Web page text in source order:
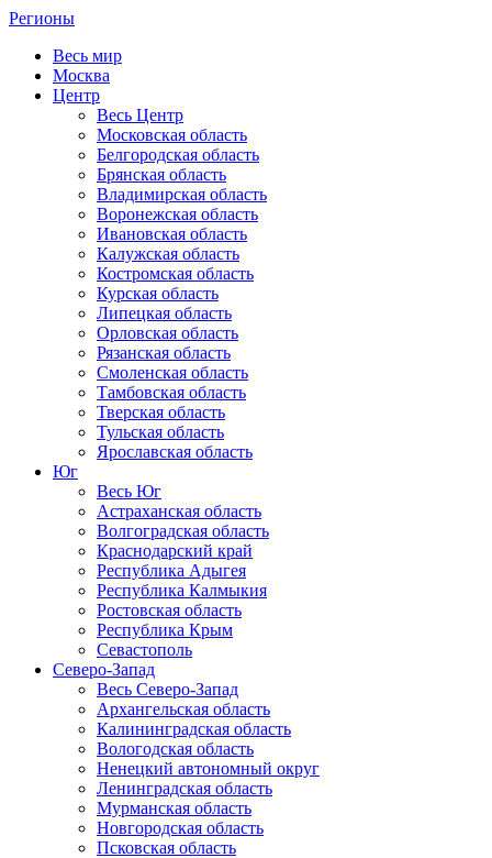
Регионы
Весь мир
Москва
Центр
Весь Центр
Московская область
Белгородская область
Брянская область
Владимирская область
Воронежская область
Ивановская область
Калужская область
Костромская область
Курская область
Липецкая область
Орловская область
Рязанская область
Смоленская область
Тамбовская область
Тверская область
Тульская область
Ярославская область
Юг
Весь Юг
Астраханская область
Волгоградская область
Краснодарский край
Республика Адыгея
Республика Калмыкия
Ростовская область
Республика Крым
Севастополь
Северо-Запад
Весь Северо-Запад
Архангельская область
Калининградская область
Вологодская область
Ненецкий автономный округ
Ленинградская область
Мурманская область
Новгородская область
Псковская область